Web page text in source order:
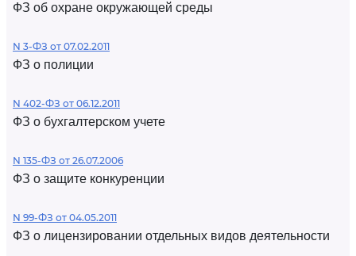
ФЗ об охране окружающей среды
N 3-ФЗ от 07.02.2011
ФЗ о полиции
N 402-ФЗ от 06.12.2011
ФЗ о бухгалтерском учете
N 135-ФЗ от 26.07.2006
ФЗ о защите конкуренции
N 99-ФЗ от 04.05.2011
ФЗ о лицензировании отдельных видов деятельности